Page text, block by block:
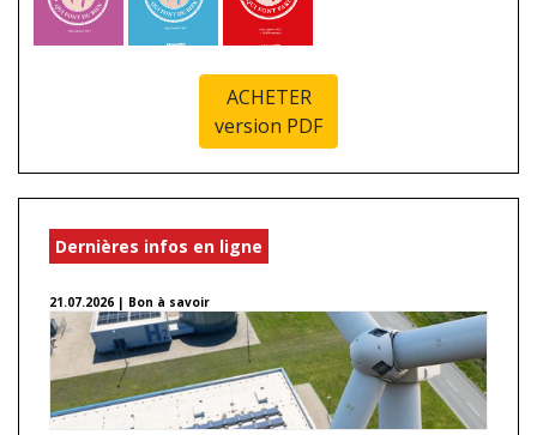
ACHETER
version PDF
Dernières infos en ligne
21.07.2026 | Bon à savoir